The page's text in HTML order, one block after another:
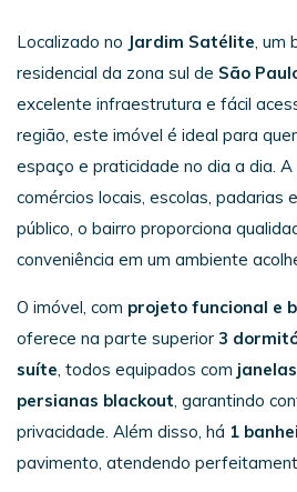
Localizado no Jardim Satélite, um
residencial da zona sul de São
excelente infraestrutura e fácil
região, este imóvel é ideal para
espaço e praticidade no dia a dia.
comércios locais, escolas, padarias
público, o bairro proporciona
conveniência em um ambiente
O imóvel, com projeto funcional e
oferece na parte superior 3
suíte, todos equipados com
persianas blackout, garantindo
privacidade. Além disso, há 1
pavimento, atendendo